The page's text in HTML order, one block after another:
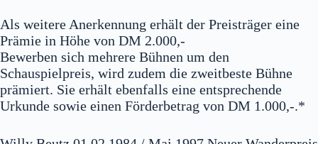
Als weitere Anerkennung erhält der Preisträger eine
Prämie in Höhe von DM 2.000,-
Bewerben sich mehrere Bühnen um den
Schauspielpreis, wird zudem die zweitbeste Bühne
prämiert. Sie erhält ebenfalls eine entsprechende
Urkunde sowie einen Förderbetrag von DM 1.000,-.*